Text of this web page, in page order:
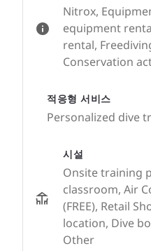
Nitrox,
equipment
rental,
Conservation
적응형 서비스
Personalized dive
시설
Onsite training
classroom, Air
(FREE), Retail
location, Dive
Other